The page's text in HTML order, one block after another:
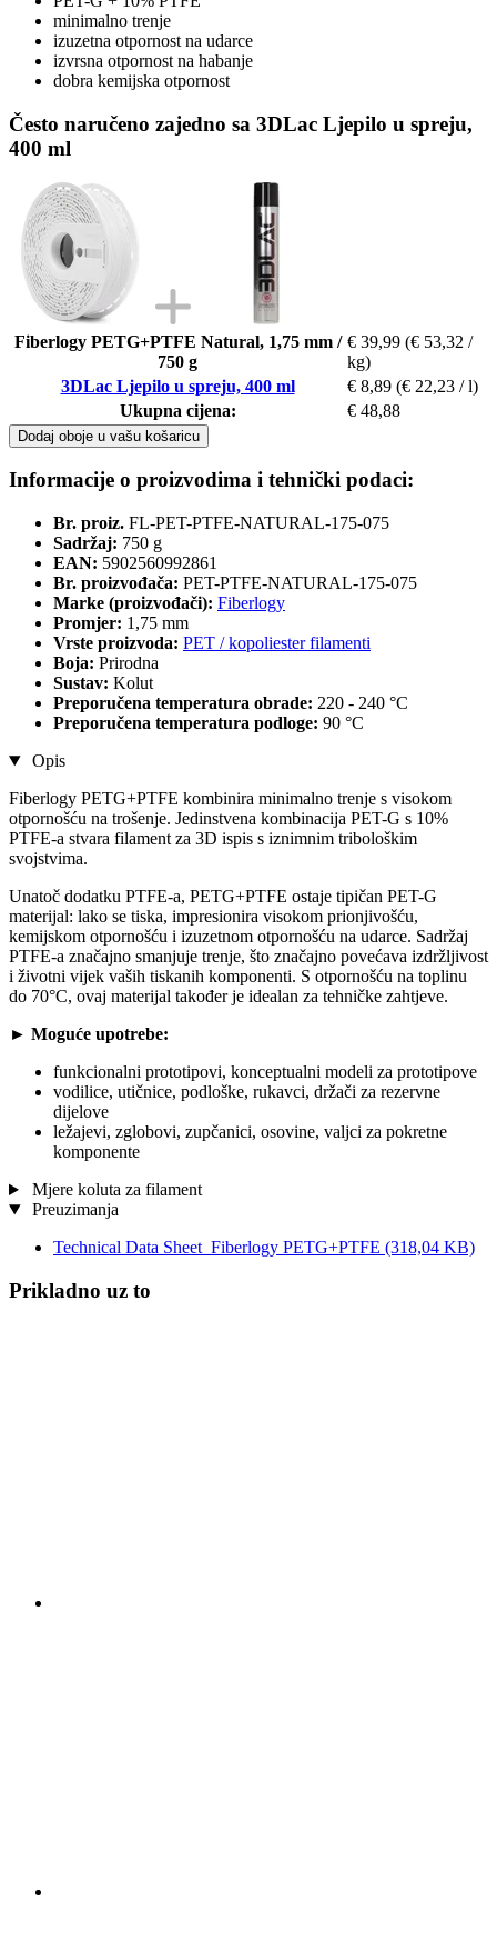
minimalno trenje
izuzetna otpornost na udarce
izvrsna otpornost na habanje
dobra kemijska otpornost
Često naručeno zajedno sa 3DLac Ljepilo u spreju,
400 ml
Fiberlogy PETG+PTFE Natural, 1,75 mm /
750 g
€ 39,99 (€ 53,32 /
kg)
3DLac Ljepilo u spreju, 400 ml
€ 8,89 (€ 22,23 / l)
Ukupna cijena:
€ 48,88
Dodaj oboje u vašu košaricu
Informacije o proizvodima i tehnički podaci:
Br. proiz. FL-PET-PTFE-NATURAL-175-075
Sadržaj: 750 g
EAN: 5902560992861
Br. proizvođača: PET-PTFE-NATURAL-175-075
Marke (proizvođači): Fiberlogy
Promjer: 1,75 mm
Vrste proizvoda: PET / kopoliester filamenti
Boja: Prirodna
Sustav: Kolut
Preporučena temperatura obrade: 220 - 240 °C
Preporučena temperatura podloge: 90 °C
Opis
Fiberlogy PETG+PTFE kombinira minimalno trenje s visokom
otpornošću na trošenje. Jedinstvena kombinacija PET-G s 10%
PTFE-a stvara filament za 3D ispis s iznimnim tribološkim
svojstvima.
Unatoč dodatku PTFE-a, PETG+PTFE ostaje tipičan PET-G
materijal: lako se tiska, impresionira visokom prionjivošću,
kemijskom otpornošću i izuzetnom otpornošću na udarce. Sadržaj
PTFE-a značajno smanjuje trenje, što značajno povećava izdržljivost
i životni vijek vaših tiskanih komponenti. S otpornošću na toplinu
do 70°C, ovaj materijal također je idealan za tehničke zahtjeve.
► Moguće upotrebe:
funkcionalni prototipovi, konceptualni modeli za prototipove
vodilice, utičnice, podloške, rukavci, držači za rezervne
dijelove
ležajevi, zglobovi, zupčanici, osovine, valjci za pokretne
komponente
Mjere koluta za filament
Preuzimanja
Technical Data Sheet_Fiberlogy PETG+PTFE (318,04 KB)
Prikladno uz to